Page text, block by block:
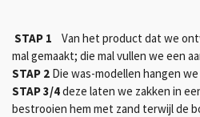
STAP 1 Van het product dat we
mal gemaakt; die mal vullen we een
STAP 2 Die was-modellen hangen
STAP 3/4deze laten we zakken in
bestrooien hem met zand terwijl de